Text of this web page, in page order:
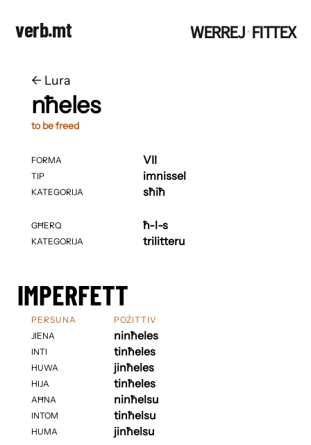
verb.mt WERREJ·FITTEX
← ​​Lura
nħeles
to be freed
FORMA
TIP
KATEGORIJA
GĦERQ
KATEGORIJA
VII
imnissel
sħiħ
ħ-l-s
trilitteru
IMPERFETT
PERSUNA
JIENA
INTI
HUWA
HIJA
AĦNA
INTOM
HUMA
POŻITTIV
ninħeles
tinħeles
jinħeles
tinħeles
ninħelsu
tinħelsu
jinħelsu